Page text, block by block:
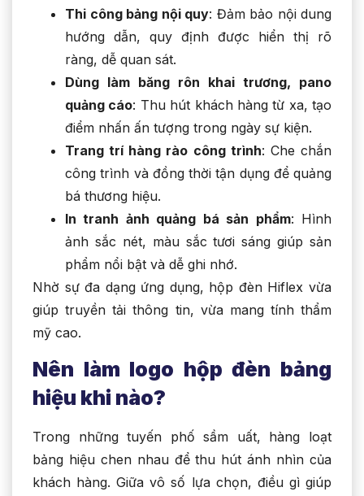
Thi công bảng nội quy: Đảm bảo nội dung
hướng dẫn, quy định được hiển thị rõ
ràng, dễ quan sát.
Dùng làm băng rôn khai trương, pano
quảng cáo: Thu hút khách hàng từ xa, tạo
điểm nhấn ấn tượng trong ngày sự kiện.
Trang trí hàng rào công trình: Che chắn
công trình và đồng thời tận dụng để quảng
bá thương hiệu.
In tranh ảnh quảng bá sản phẩm: Hình
ảnh sắc nét, màu sắc tươi sáng giúp sản
phẩm nổi bật và dễ ghi nhớ.
Nhờ sự đa dạng ứng dụng, hộp đèn Hiflex vừa
giúp truyền tải thông tin, vừa mang tính thẩm
mỹ cao.
Nên làm logo hộp đèn bảng
hiệu khi nào?
Trong những tuyến phố sầm uất, hàng loạt
bảng hiệu chen nhau để thu hút ánh nhìn của
khách hàng. Giữa vô số lựa chọn, điều gì giúp